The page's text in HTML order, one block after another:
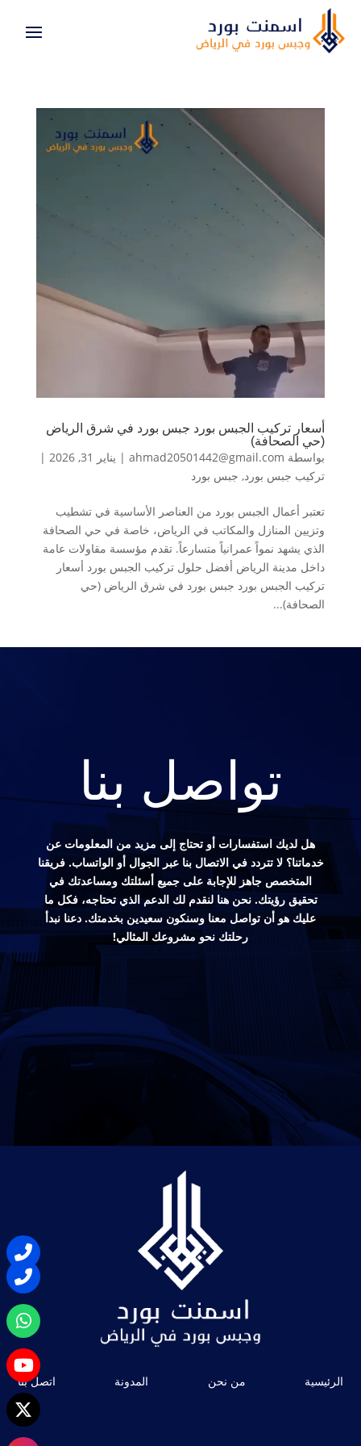
أسعار تركيب الجبس بورد جبس بورد في شرق الرياض
(حي الصحافة)
بواسطة ahmad20501442@gmail.com
| يناير 31, 2026
|
تركيب جبس بورد, جبس بورد
تعتبر أعمال الجبس بورد من العناصر الأساسية في تشطيب
وتزيين المنازل والمكاتب في الرياض، خاصة في حي الصحافة
الذي يشهد نمواً عمرانياً متسارعاً. تقدم مؤسسة مقاولات عامة
داخل مدينة الرياض أفضل حلول تركيب الجبس بورد أسعار
تركيب الجبس بورد جبس بورد في شرق الرياض (حي
الصحافة)...
تواصل بنا
هل لديك استفسارات أو تحتاج إلى مزيد من المعلومات عن
خدماتنا؟ لا تتردد في الاتصال بنا عبر الجوال أو الواتساب. فريقنا
المتخصص جاهز للإجابة على جميع أسئلتك ومساعدتك في
تحقيق رؤيتك. نحن هنا لنقدم لك الدعم الذي تحتاجه، فكل ما
عليك هو أن تواصل معنا وسنكون سعيدين بخدمتك. دعنا نبدأ
رحلتك نحو مشروعك المثالي!
الرئيسية من نحن المدونة اتصل بنا